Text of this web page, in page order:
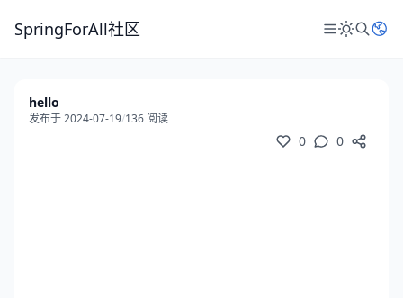
SpringForAll社区
hello
发布于 2024-07-19/136 阅读
0 0